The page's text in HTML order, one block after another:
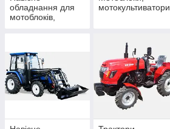
обладнання для
мотоблоків,
мотокультиватори